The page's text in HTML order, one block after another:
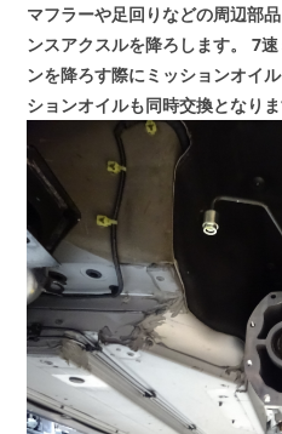
マフラーや足回りなどの周辺部
ンスアクスルを降ろします。
7速
ンを降ろす際にミッションオイ
ションオイルも同時交換となりま